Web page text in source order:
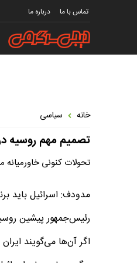
تماس با ما درباره ما
خانه سیاسی
تصمیم مهم روسیه
تحولات کنونی
مدودف: اسرائیل باید
رئیس‌جمهور پیشین
اگر آن‌ها می‌گویند